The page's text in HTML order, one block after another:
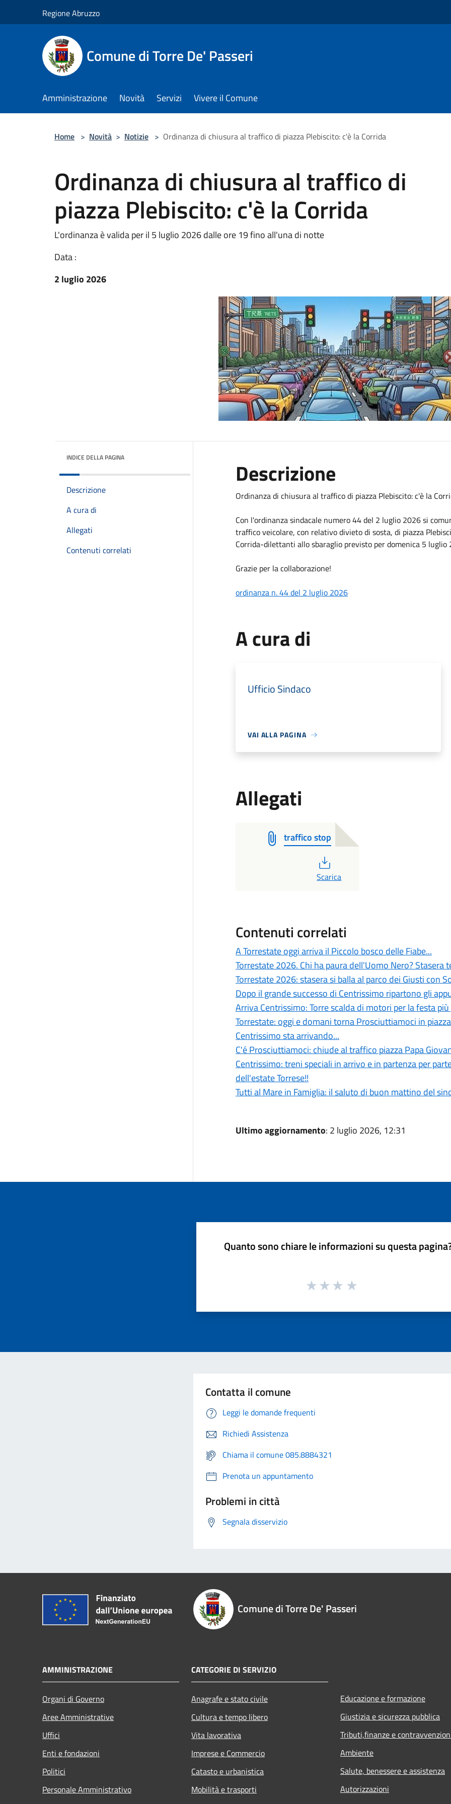
Regione Abruzzo
Comune di Torre De' Passeri
Amministrazione Novità Servizi Vivere il Comune
Home > Novità > Notizie > Ordinanza di chiusura al traffico di piazza Plebiscito: c'è la Corrida
Ordinanza di chiusura al traffico di
piazza Plebiscito: c'è la Corrida
L'ordinanza è valida per il 5 luglio 2026 dalle ore 19 fino all'una di notte
Data :
2 luglio 2026
INDICE DELLA PAGINA
Descrizione
A cura di
Allegati
Contenuti correlati
Descrizione
Ordinanza di chiusura al traffico di piazza Plebiscito: c'è la
Con l'ordinanza sindacale numero 44 del 2 luglio 2026 si
traffico veicolare, con relativo divieto di sosta, di piazza
Corrida-dilettanti allo sbaraglio previsto per domenica 5
Grazie per la collaborazione!
ordinanza n. 44 del 2 luglio 2026
A cura di
Ufficio Sindaco
VAI ALLA PAGINA
Allegati
traffico stop
PDF
Scarica
Contenuti correlati
A Torrestate oggi arriva il Piccolo bosco delle Fiabe...
Torrestate 2026. Chi ha paura dell'Uomo Nero? Stasera
Torrestate 2026: stasera si balla al parco dei Giusti con
Dopo il grande successo di Centrissimo ripartono gli
Arriva Centrissimo: Torre scalda di motori per la festa
Torrestate: oggi e domani torna Prosciuttiamoci in
Centrissimo sta arrivando...
C'é Prosciuttiamoci: chiude al traffico piazza Papa
Centrissimo: treni speciali in arrivo e in partenza per
dell'estate Torrese!!
Tutti al Mare in Famiglia: il saluto di buon mattino del
Ultimo aggiornamento: 2 luglio 2026, 12:31
Quanto sono chiare le informazioni su questa
Contatta il comune
Leggi le domande frequenti
Richiedi Assistenza
Chiama il comune 085.8884321
Prenota un appuntamento
Problemi in città
Segnala disservizio
Comune di Torre De' Passeri
AMMINISTRAZIONE
Organi di Governo
Aree Amministrative
Uffici
Enti e fondazioni
Politici
Personale Amministrativo
CATEGORIE DI SERVIZIO
Anagrafe e stato civile
Cultura e tempo libero
Vita lavorativa
Imprese e Commercio
Catasto e urbanistica
Mobilità e trasporti
Educazione e formazione
Giustizia e sicurezza pubblica
Tributi,finanze e
Ambiente
Salute, benessere e assistenza
Autorizzazioni